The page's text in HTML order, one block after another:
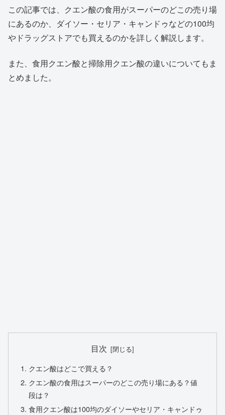
この記事では、クエン酸の食用がスーパーのどこの売り場
にあるのか、ダイソー・セリア・キャンドゥなどの100均
やドラッグストアでも買えるのかを詳しく解説します。
また、食用クエン酸と掃除用クエン酸の違いについてもま
とめました。
目次
クエン酸はどこで買える？
クエン酸の食用はスーパーのどこの売り場にある？値
段は？
食用クエン酸は100均のダイソーやセリア・キャンドゥ